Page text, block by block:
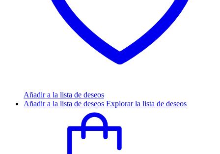
Añadir a la lista de deseos
Añadir a la lista de deseos Explorar la lista de deseos